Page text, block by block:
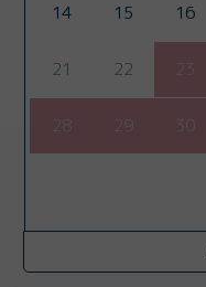
14 15 16
21 22 23
28 29 30